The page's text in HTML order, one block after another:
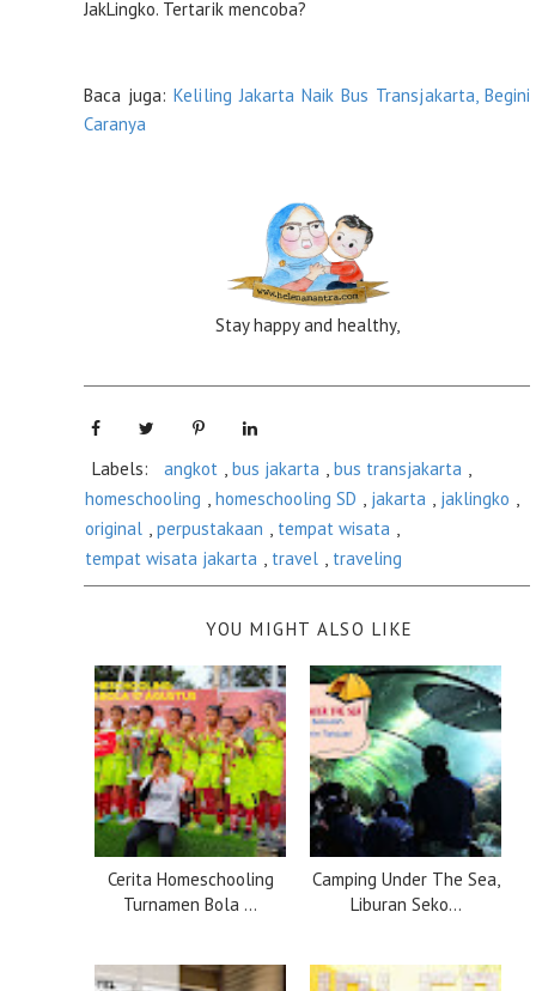
JakLingko. Tertarik mencoba?
Baca juga:Keliling Jakarta Naik Bus Transjakarta, Begini
Caranya
Stay happy and healthy,
Labels: angkot , bus jakarta , bus transjakarta ,
homeschooling , homeschooling SD , jakarta , jaklingko ,
original , perpustakaan , tempat wisata ,
tempat wisata jakarta , travel , traveling
YOU MIGHT ALSO LIKE
Cerita Homeschooling
Turnamen Bola ...
Camping Under The Sea,
Liburan Seko...